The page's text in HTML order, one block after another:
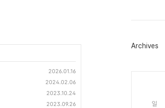
2026.01.16
2024.02.06
2023.10.24
2023.09.26
그
Archives
일